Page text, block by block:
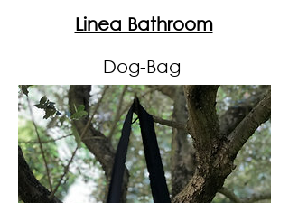
Linea Bathroom
Dog-Bag